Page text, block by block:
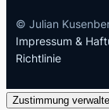
© Julian
Impressum &
Richtlinie
Zustimmung